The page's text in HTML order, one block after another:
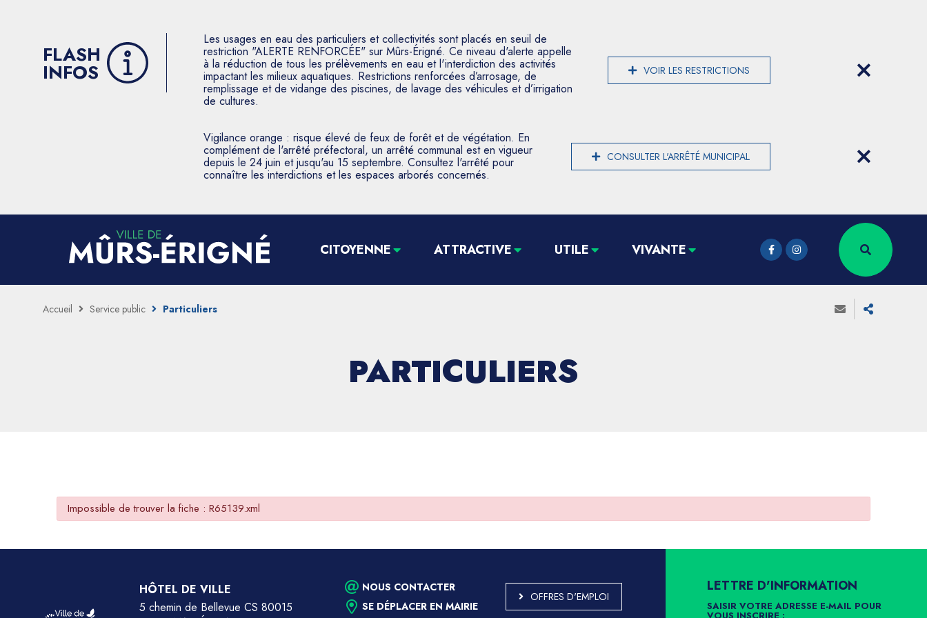
FLASH
INFOS
Les usages en eau des particuliers et collectivités sont placés en seuil de
restriction "ALERTE RENFORCÉE" sur Mûrs-Érigné. Ce niveau d'alerte appelle
à la réduction de tous les prélèvements en eau et l'interdiction des activités
impactant les milieux aquatiques. Restrictions renforcées d’arrosage, de
remplissage et de vidange des piscines, de lavage des véhicules et d’irrigation
de cultures.
VOIR LES RESTRICTIONS
Vigilance orange : risque élevé de feux de forêt et de végétation. En
complément de l'arrêté préfectoral, un arrêté communal est en vigueur
depuis le 24 juin et jusqu'au 15 septembre. Consultez l'arrêté pour
connaître les interdictions et les espaces arborés concernés.
CONSULTER L'ARRÊTÉ MUNICIPAL
CITOYENNE ATTRACTIVE UTILE VIVANTE
Accueil Service public Particuliers
PARTICULIERS
Impossible de trouver la fiche : R65139.xml
HÔTEL DE VILLE
5 chemin de Bellevue CS 80015
NOUS CONTACTER
SE DÉPLACER EN MAIRIE
OFFRES D'EMPLOI
LETTRE D'INFORMATION
SAISIR VOTRE ADRESSE E-MAIL POUR